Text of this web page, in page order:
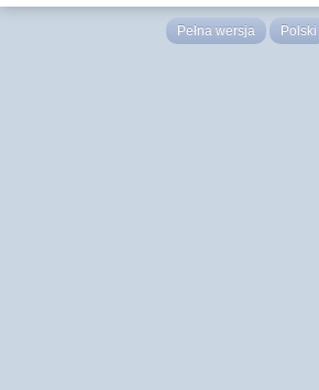
Pełna wersja Polski